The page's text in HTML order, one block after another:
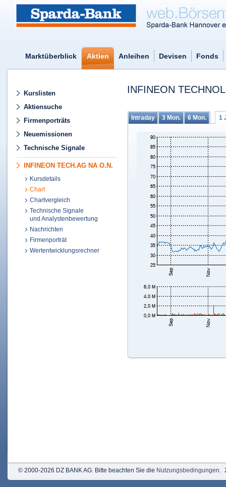
Marktüberblick Aktien Anleihen Devisen Fonds
Kurslisten
Aktiensuche
Firmenporträts
Neuemissionen
Technische Signale
INFINEON TECH.AG NA O.N.
Kursdetails
Chart
Chartvergleich
Technische Signale
und Analystenbewertung
Nachrichten
Firmenporträt
Wertentwicklungsrechner
INFINEON
Intraday 3 Mon. 6 Mon. 1
© 2000-2026 DZ BANK AG. Bitte beachten Sie die Nutzungsbedingungen.